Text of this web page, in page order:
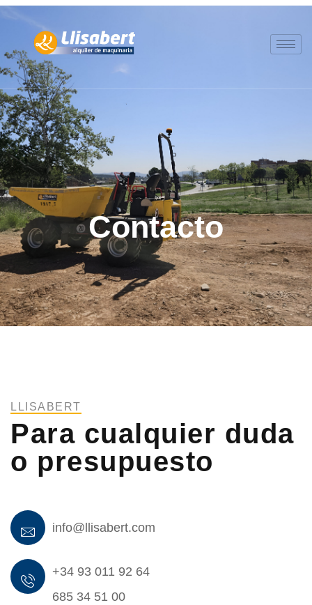
Contacto
LLISABERT
Para cualquier duda
o presupuesto
info@llisabert.com
+34 93 011 92 64
685 34 51 00